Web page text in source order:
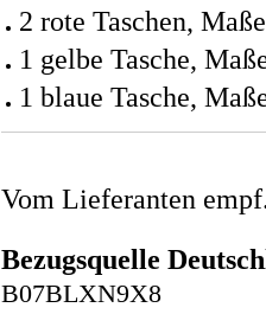
2 rote Taschen,
1 gelbe Tasche,
1 blaue Tasche,
Vom Lieferanten
Bezugsquelle
B07BLXN9X8